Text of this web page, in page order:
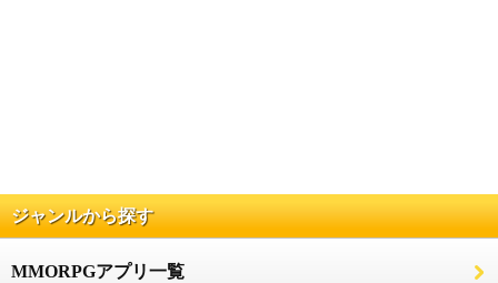
ジャンルから探す
MMORPGアプリ一覧